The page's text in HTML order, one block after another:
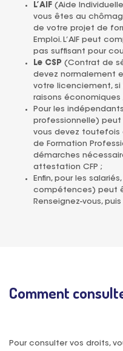
L’AIF (Aide
vous êtes au
de votre projet de
Emploi. L’AIF peut
pas suffisant pour
Le CSP (Contrat de
devez normalement
votre licenciement,
raisons économiques
Pour les
professionnelle) peut
vous devez toutefois
de Formation
démarches
attestation CFP ;
Enfin, pour les salariés,
compétences) peut
Renseignez-vous,
Comment
Pour consulter vos droits,